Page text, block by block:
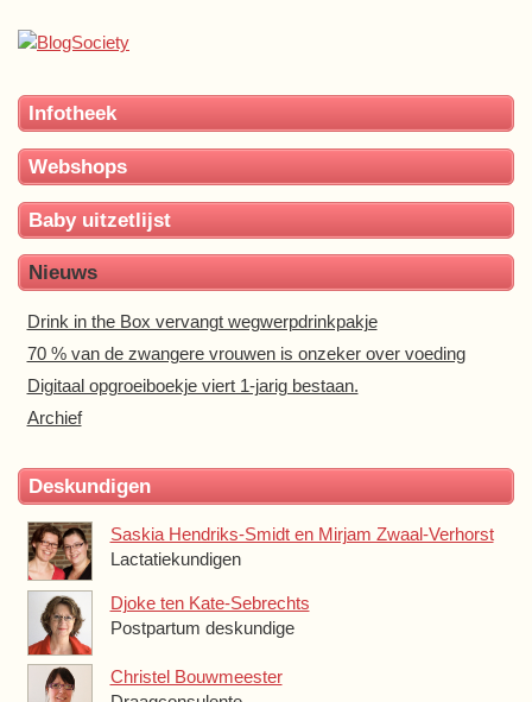
Infotheek
Webshops
Baby uitzetlijst
Nieuws
Drink in the Box vervangt wegwerpdrinkpakje
70 % van de zwangere vrouwen is onzeker over voeding
Digitaal opgroeiboekje viert 1-jarig bestaan.
Archief
Deskundigen
Saskia Hendriks-Smidt en Mirjam Zwaal-Verhorst
Lactatiekundigen
Djoke ten Kate-Sebrechts
Postpartum deskundige
Christel Bouwmeester